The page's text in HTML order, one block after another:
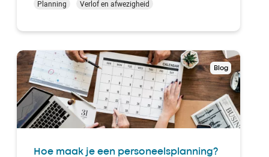
Personeel neemt massaal verlof of,
het geval ook is, een goede
personeelsplanning is onontb…
Planning Verlof en afwezigheid
Blog
Hoe maak je een personeelsplanning?